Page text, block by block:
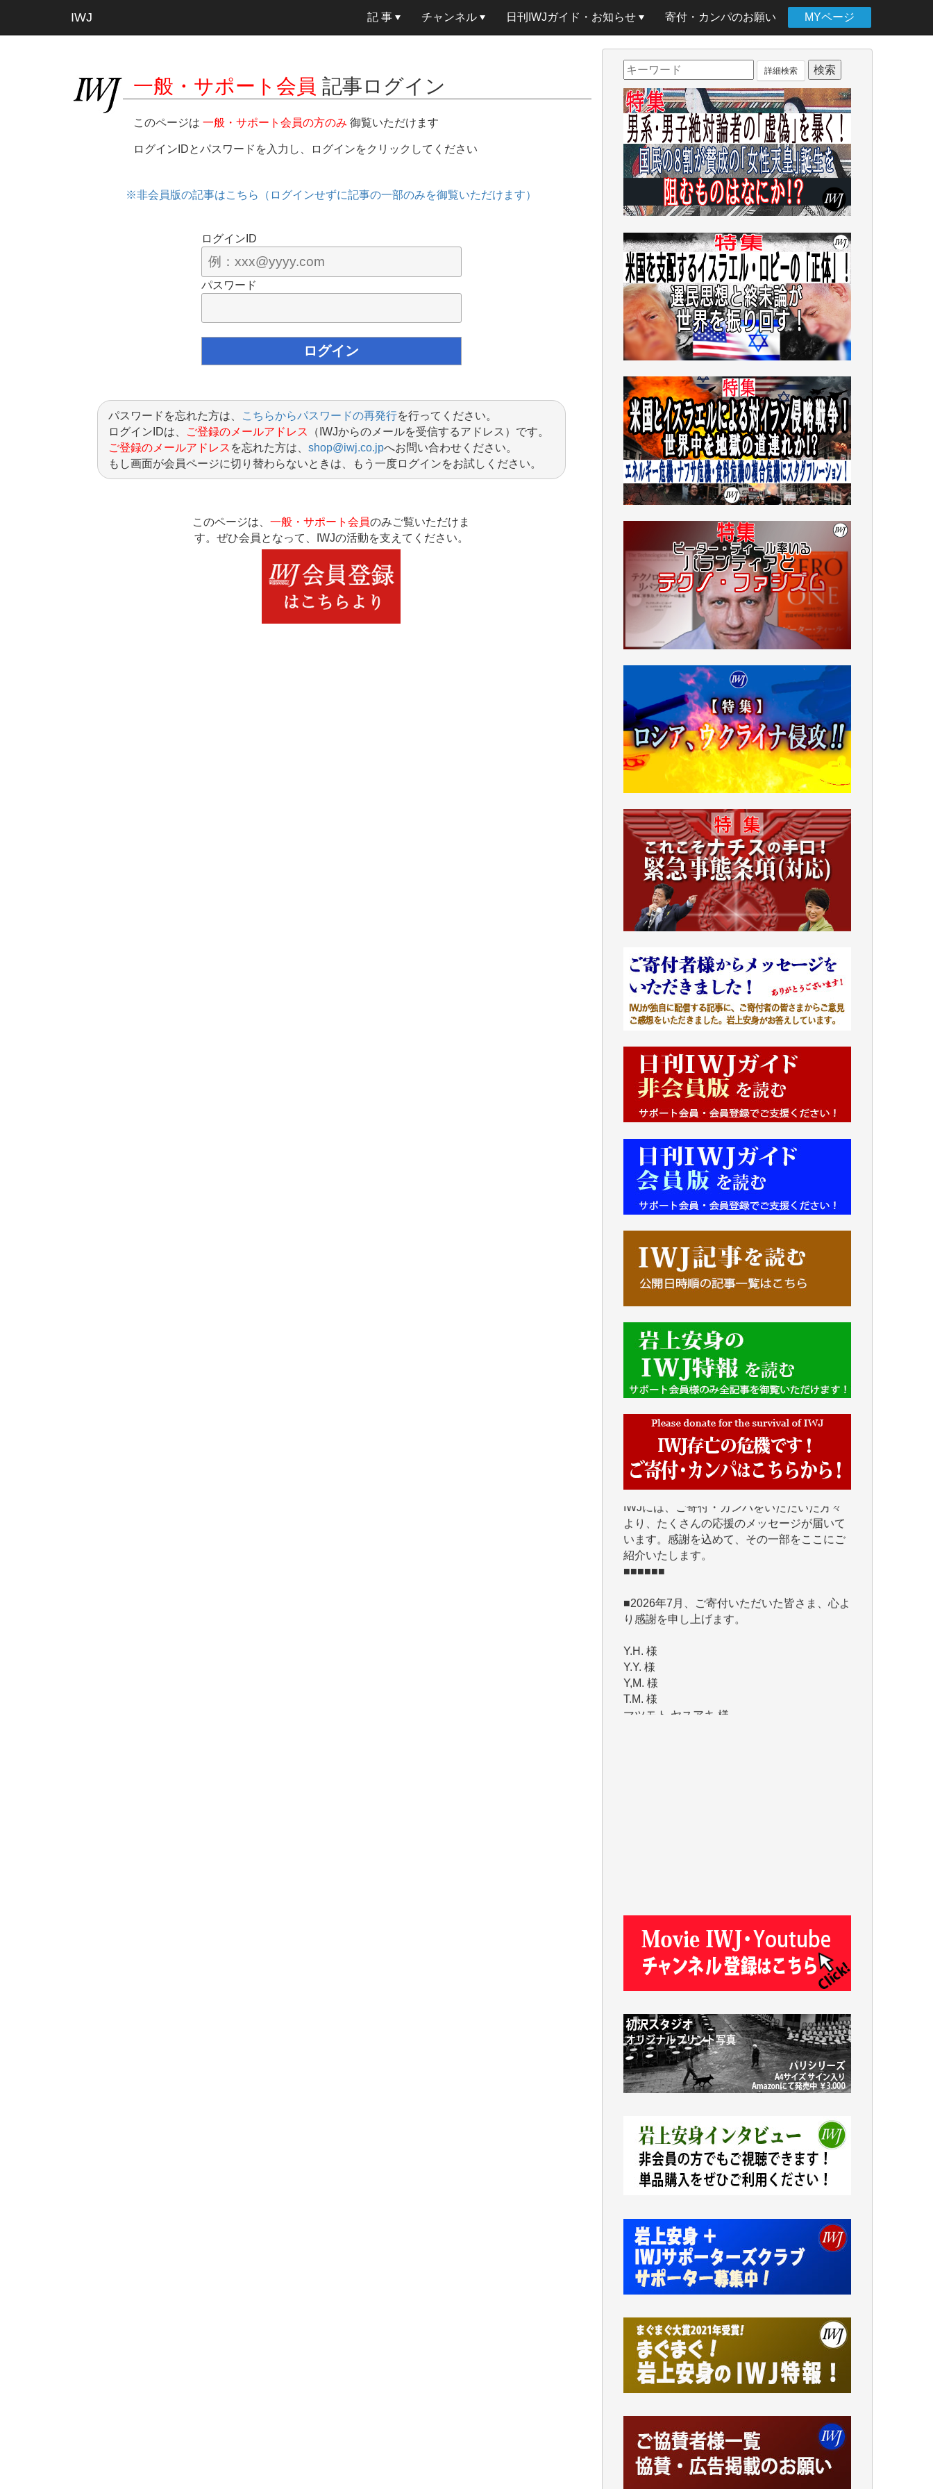
IWJ 記 事 チャンネル 日刊IWJガイド・お知らせ 寄付・カンパのお願い MYページ
一般・サポート会員 記事ログイン
このページは 一般・サポート会員の方のみ 御覧いただけます
ログインIDとパスワードを入力し、ログインをクリックしてください
※非会員版の記事はこちら（ログインせずに記事の一部のみを御覧いただけます）
ログインID
パスワード
パスワードを忘れた方は、 こちらからパスワードの再発行を行ってください。
ログインIDは、
ご登録のメールアドレス （IWJからのメールを受信するアドレス）です。
ご登録のメールアドレス を忘れた方は、 shop@iwj.co.jpへお問い合わせください。
もし画面が会員ページに切り替わらないときは、もう一度ログインをお試しください。
このページは、 一般・サポート会員のみご覧いただけま
す。ぜひ会員となって、IWJの活動を支えてください。
詳細検索
■■■■■■
IWJには、ご寄付・カンパをいただいた方々
います。感謝を込めて、その一部をここにご
紹介いたします。
■■■■■■
■2026年7月、ご寄付いただいた皆さま、心よ
Y.H. 様
Y,M. 様
T.M. 様
マツモト ヤスアキ 様
マシオン 恵美香 様
岩井 祐子 様
ASAKO TAKAESU 様
マシオン恵美香 様
平野智生 様
山本賢二 様
徳山匡 様
金 盛起 様
塩川 晃平 様
松本益美 様
井出 隆太 様
藤田英之 様
藤岡比左志 様
井出 隆太 様
小池説夫 様
諸般の事情によりIWJ会費払えず今は非会員
です。市民側に立つ講演会にIWJのカメラマ
ンをよく拝見しております。コンテンツが失
われるのはあまりにもったいない。少しでも
お役立てください。（H.O.様）
今日、僅かですがカンパしました。（T.M.
様）
今日、僅かですがカンパしました。IWJの危
かねてよりIWJが発してきた膨大な取材記事
や解説記事、そして各界の方々とのインタビ
ューは大袈裟ではなく、極めて重要な知的財